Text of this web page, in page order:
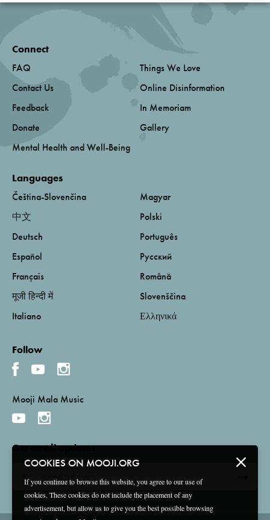
COOKIES ON MOOJI.ORG
If you continue to browse this website, you agree to our use of
cookies. These cookies do not include the placement of any
advertisement, but allow us to give you the best possible browsing
Connect
FAQ
Contact Us
Feedback
Donate
Mental Health and Well-Being
Things We Love
Online Disinformation
In Memoriam
Gallery
Languages
Čeština-Slovenčina
中文
Deutsch
Español
Français
मूजी हिन्दी में
Italiano
Magyar
Polski
Português
Русский
Română
Slovenščina
Ελληνικά
Follow
Mooji Mala Music
Get email updates